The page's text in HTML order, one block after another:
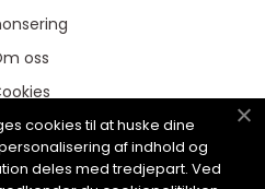
oss
oss
cookies til at huske dine
af indhold og
deles med tredjepart. Ved